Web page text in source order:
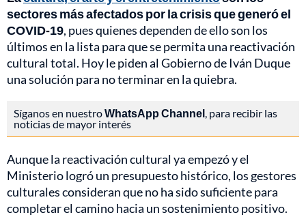
sectores más afectados por la crisis que generó el
COVID-19, pues quienes dependen de ello son los
últimos en la lista para que se permita una reactivación
cultural total. Hoy le piden al Gobierno de Iván Duque
una solución para no terminar en la quiebra.
Síganos en nuestroWhatsApp Channel, para recibir las
noticias de mayor interés
Aunque la reactivación cultural ya empezó y el
Ministerio logró un presupuesto histórico, los gestores
culturales consideran que no ha sido suficiente para
completar el camino hacia un sostenimiento positivo.